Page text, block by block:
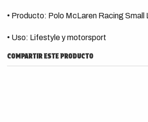
• Producto: Polo McLaren Racing Small
• Uso: Lifestyle y motorsport
COMPARTIR ESTE PRODUCTO